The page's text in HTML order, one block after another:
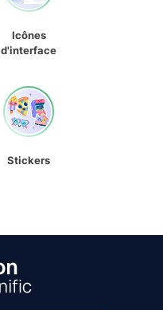
Icônes
d'interface
Stickers